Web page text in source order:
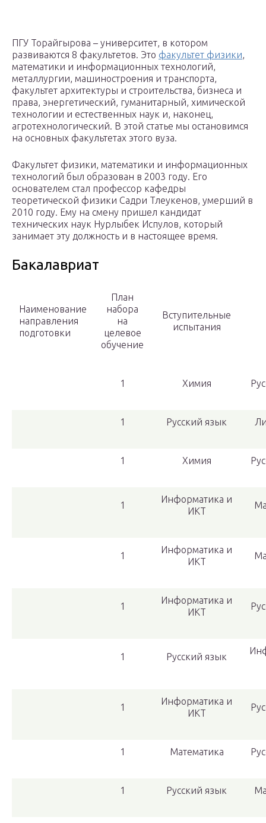
ПГУ Торайгырова – университет, в котором
развиваются 8 факультетов. Это факультет физики,
математики и информационных технологий,
металлургии, машиностроения и транспорта,
факультет архитектуры и строительства, бизнеса и
права, энергетический, гуманитарный, химической
технологии и естественных наук и, наконец,
агротехнологический. В этой статье мы остановимся
на основных факультетах этого вуза.
Факультет физики, математики и информационных
технологий был образован в 2003 году. Его
основателем стал профессор кафедры
теоретической физики Садри Тлеукенов, умерший в
2010 году. Ему на смену пришел кандидат
технических наук Нурлыбек Испулов, который
занимает эту должность и в настоящее время.
Бакалавриат
Наименование
направления
подготовки
План
набора
на
целевое
обучение
Вступительные
испытания
1 Химия
1 Русский язык
1 Химия
1
Информатика и
ИКТ
1
Информатика и
ИКТ
1
Информатика и
ИКТ
1 Русский язык
1
Информатика и
ИКТ
1 Математика
1 Русский язык